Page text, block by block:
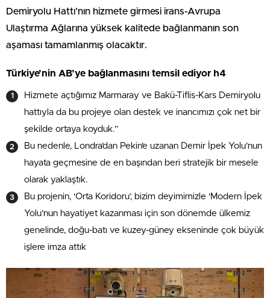
Demiryolu Hattı’nın hizmete girmesi irans-Avrupa
Ulaştırma Ağlarına yüksek kalitede bağlanmanın son
aşaması tamamlanmış olacaktır.
Türkiye’nin AB’ye bağlanmasını temsil ediyor h4
Hizmete açtığımız Marmaray ve Bakü-Tiflis-Kars Demiryolu
hattıyla da bu projeye olan destek ve inancımızı çok net bir
şekilde ortaya koyduk.”
Bu nedenle, Londra’dan Pekin’e uzanan Demir İpek Yolu’nun
hayata geçmesine de en başından beri stratejik bir mesele
olarak yaklaştık.
Bu projenin, ‘Orta Koridoru’, bizim deyimimizle ‘Modern İpek
Yolu’nun hayatiyet kazanması için son dönemde ülkemiz
genelinde, doğu-batı ve kuzey-güney ekseninde çok büyük
işlere imza attık